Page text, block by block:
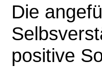
Die
positive